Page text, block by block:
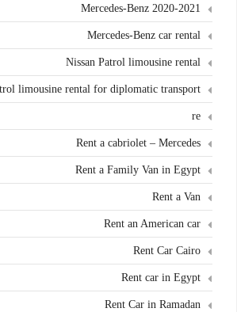
Mercedes-Benz 2020-2021
Mercedes-Benz car rental
Nissan Patrol limousine rental
limousine rental for diplomatic transport
re
Rent a cabriolet – Mercedes
Rent a Family Van in Egypt
Rent a Van
Rent an American car
Rent Car Cairo
Rent car in Egypt
Rent Car in Ramadan